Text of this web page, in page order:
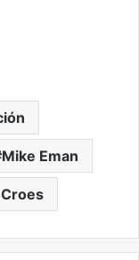
Mike Eman